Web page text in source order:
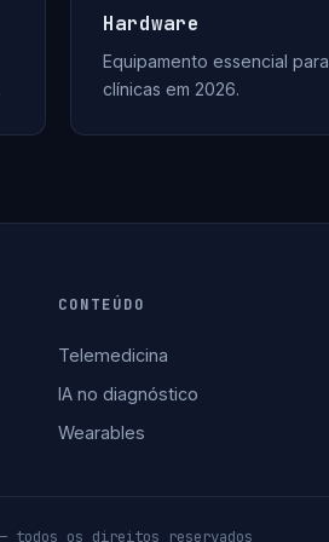
Hardware
Equipamento essencial para
clínicas em 2026.
CONTEÚDO
Telemedicina
IA no diagnóstico
Wearables
todos os direitos reservados